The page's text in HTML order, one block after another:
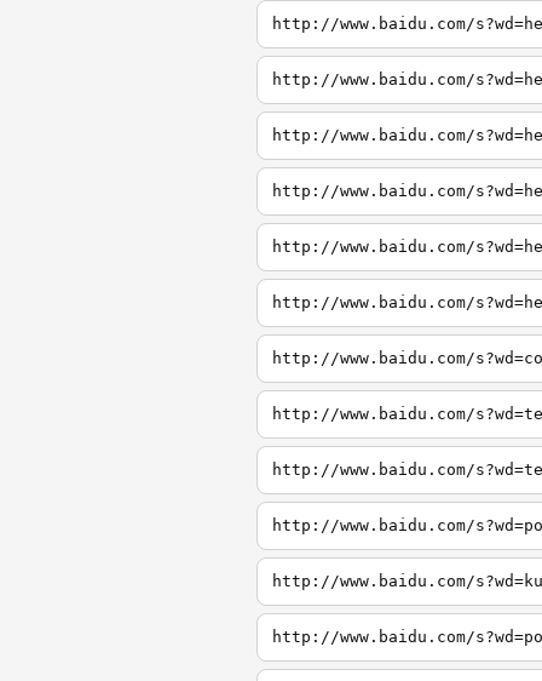
http://www.baidu.com/
http://www.baidu.com/
http://www.baidu.com/
http://www.baidu.com/
http://www.baidu.com/
http://www.baidu.com/
http://www.baidu.com/
http://www.baidu.com/
http://www.baidu.com/
http://www.baidu.com/
http://www.baidu.com/
http://www.baidu.com/